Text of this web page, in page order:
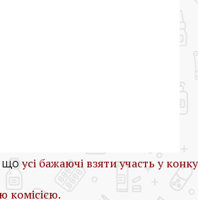
що усі бажаючі взяти участь у
комісією.